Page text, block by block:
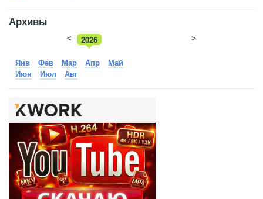
Архивы
2026
2025
< >
Янв Фев Мар Апр
Май
Июн
Июл Авг